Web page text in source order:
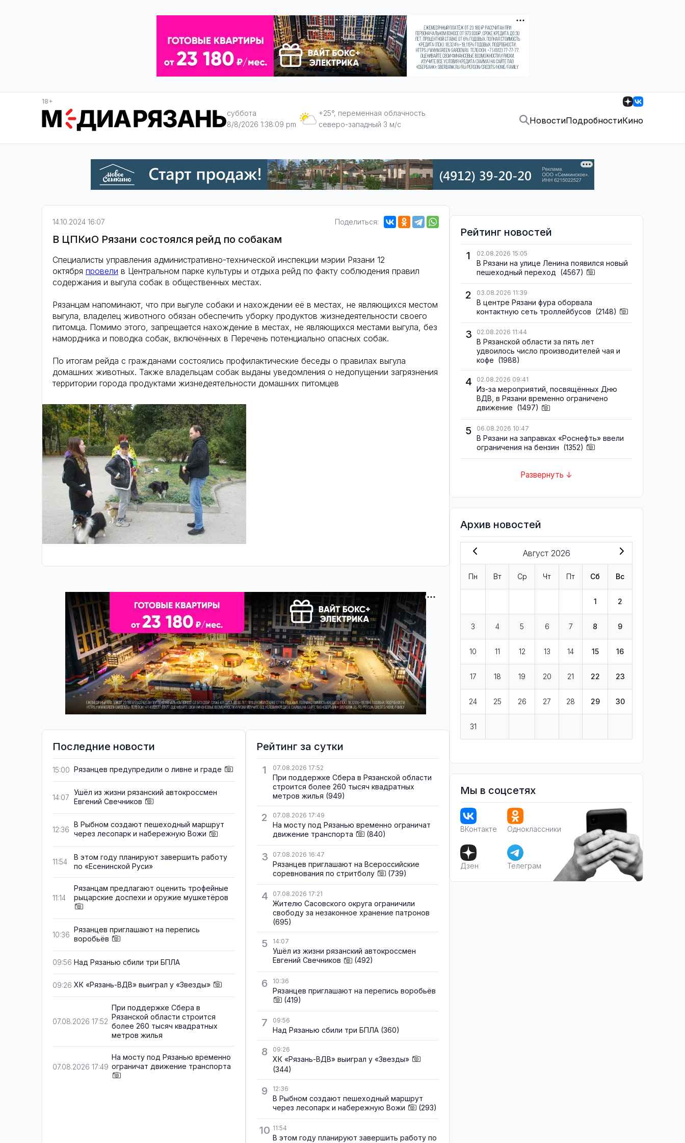
18+
суббота
8/8/2026 1:38:10 pm
+25°, переменная облачность
северо-западный 3 м/с
НовостиПодробностиКино
14.10.2024 16:07 Поделиться:
В ЦПКиО Рязани состоялся рейд по собакам
Специалисты управления административно-технической инспекции мэрии Рязани 12
октября провели в Центральном парке культуры и отдыха рейд по факту соблюдения правил
содержания и выгула собак в общественных местах.
Рязанцам напоминают, что при выгуле собаки и нахождении её в местах, не являющихся местом
выгула, владелец животного обязан обеспечить уборку продуктов жизнедеятельности своего
питомца. Помимо этого, запрещается нахождение в местах, не являющихся местами выгула, без
намордника и поводка собак, включённых в Перечень потенциально опасных собак.
По итогам рейда с гражданами состоялись профилактические беседы о правилах выгула
домашних животных. Также владельцам собак выданы уведомления о недопущении загрязнения
территории города продуктами жизнедеятельности домашних питомцев
Последние новости
15:00 Рязанцев предупредили о ливне и граде
14:07
Ушёл из жизни рязанский автокроссмен
Евгений Свечников
12:36
В Рыбном создают пешеходный маршрут
через лесопарк и набережную Вожи
11:54
В этом году планируют завершить работу
по «Есенинской Руси»
11:14
Рязанцам предлагают оценить трофейные
рыцарские доспехи и оружие мушкетёров
10:36
Рязанцев приглашают на перепись
воробьёв
09:56 Над Рязанью сбили три БПЛА
09:26 ХК «Рязань-ВДВ» выиграл у «Звезды»
07.08.2026 17:52
При поддержке Сбера в
Рязанской области строится
более 260 тысяч квадратных
метров жилья
07.08.2026 17:49
На мосту под Рязанью временно
ограничат движение транспорта
Рейтинг за сутки
1
07.08.2026 17:52
При поддержке Сбера в Рязанской области
строится более 260 тысяч квадратных
метров жилья (949)
2 07.08.2026 17:49
На мосту под Рязанью временно ограничат
движение транспорта
(840)
3 07.08.2026 16:47
Рязанцев приглашают на Всероссийские
соревнования по стритболу
(739)
4 07.08.2026 17:21
Жителю Сасовского округа ограничили
свободу за незаконное хранение патронов
(695)
5 14:07
Ушёл из жизни рязанский автокроссмен
Евгений Свечников
(492)
6 10:36
Рязанцев приглашают на перепись воробьёв
(419)
7 09:56
Над Рязанью сбили три БПЛА (360)
8 09:26
ХК «Рязань-ВДВ» выиграл у «Звезды»
(344)
9 12:36
В Рыбном создают пешеходный маршрут
через лесопарк и набережную Вожи
(293)
10 11:54
В этом году планируют завершить работу по
Рейтинг новостей
1
02.08.2026 15:05
В Рязани на улице Ленина появился новый
пешеходный переход (4567)
2 03.08.2026 11:39
В центре Рязани фура оборвала
контактную сеть троллейбусов (2148)
3 02.08.2026 11:44
В Рязанской области за пять лет
удвоилось число производителей чая и
кофе (1988)
4 02.08.2026 09:41
Из-за мероприятий, посвящённых Дню
ВДВ, в Рязани временно ограничено
движение (1497)
5 06.08.2026 10:47
В Рязани на заправках «Роснефть» ввели
ограничения на бензин (1352)
Развернуть ↓
Архив новостей
Август 2026
Пн Вт Ср Чт Пт Сб Вс
1 2
3 4 5 6 7 8 9
10 11 12 13 14 15 16
17 18 19 20 21 22 23
24 25 26 27 28 29 30
31
Мы в соцсетях
ВКонтакте Одноклассники
Дзен Телеграм